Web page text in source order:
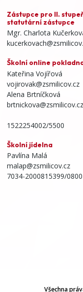
Zástupce pro II.
statutární zástupce
Mgr. Charlota
Školní online
Kateřina Vojířová
vojirovak@zsmilicov.cz
Alena Brtníčková
brtnickova@zsmilicov.cz
1522254002/5500
Školní jídelna
Pavlína Malá
malap@zsmilicov.cz
7034-2000815399/0800
Všechna